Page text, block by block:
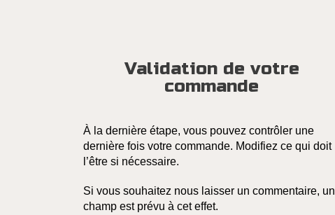
Validation de votre
commande
À la dernière étape, vous pouvez contrôler une
dernière fois votre commande. Modifiez ce qui doit
l’être si nécessaire.
Si vous souhaitez nous laisser un commentaire, un
champ est prévu à cet effet.